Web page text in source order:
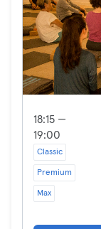
18:15 —
19:00
Classic
Premium
Max